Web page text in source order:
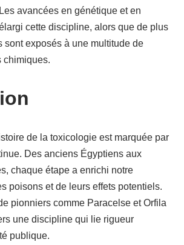
avancées en génétique et en
cette discipline, alors que de plus
sont exposés à une multitude de
chimiques.
de la toxicologie est marquée par
Des anciens Égyptiens aux
chaque étape a enrichi notre
poisons et de leurs effets potentiels.
pionniers comme Paracelse et Orfila
une discipline qui lie rigueur
publique.